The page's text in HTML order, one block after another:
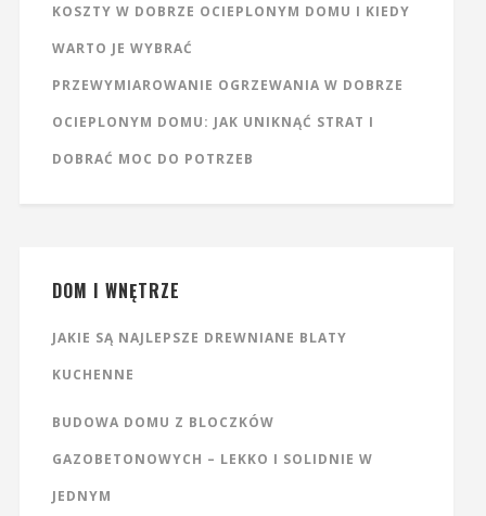
KOSZTY W DOBRZE OCIEPLONYM DOMU I KIEDY
WARTO JE WYBRAĆ
PRZEWYMIAROWANIE OGRZEWANIA W DOBRZE
OCIEPLONYM DOMU: JAK UNIKNĄĆ STRAT I
DOBRAĆ MOC DO POTRZEB
DOM I WNĘTRZE
JAKIE SĄ NAJLEPSZE DREWNIANE BLATY
KUCHENNE
BUDOWA DOMU Z BLOCZKÓW
GAZOBETONOWYCH – LEKKO I SOLIDNIE W
JEDNYM